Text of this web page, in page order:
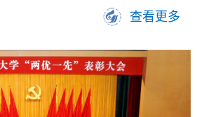
查看更多